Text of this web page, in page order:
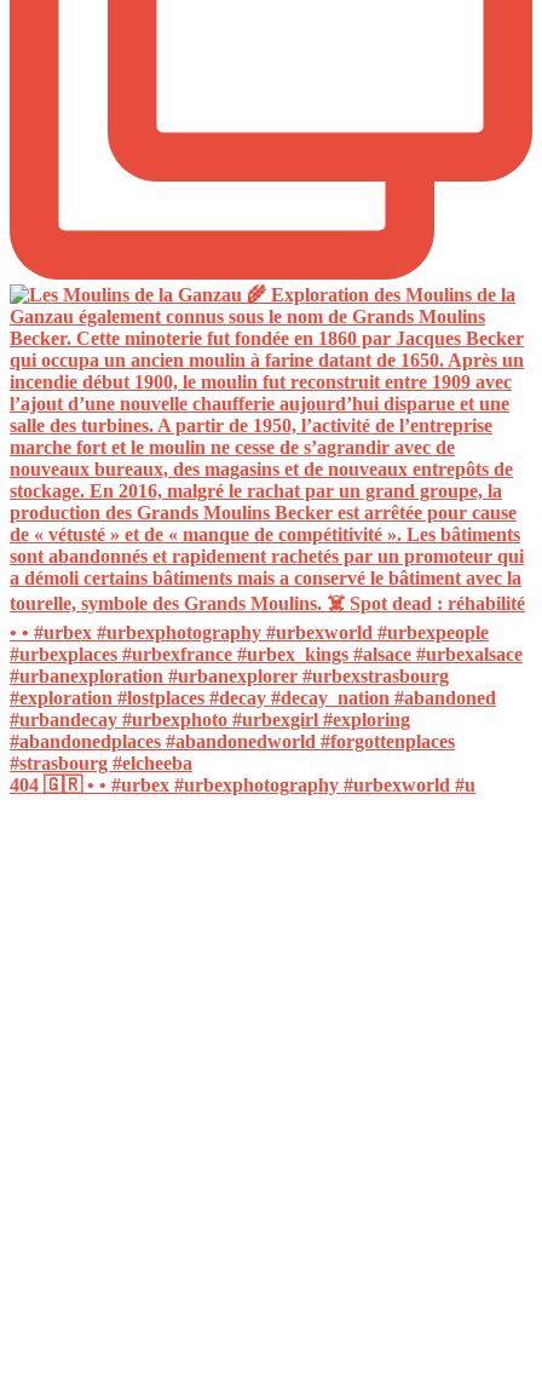
404 🇬🇷 • • #urbex #urbexphotography #urbexworld #u